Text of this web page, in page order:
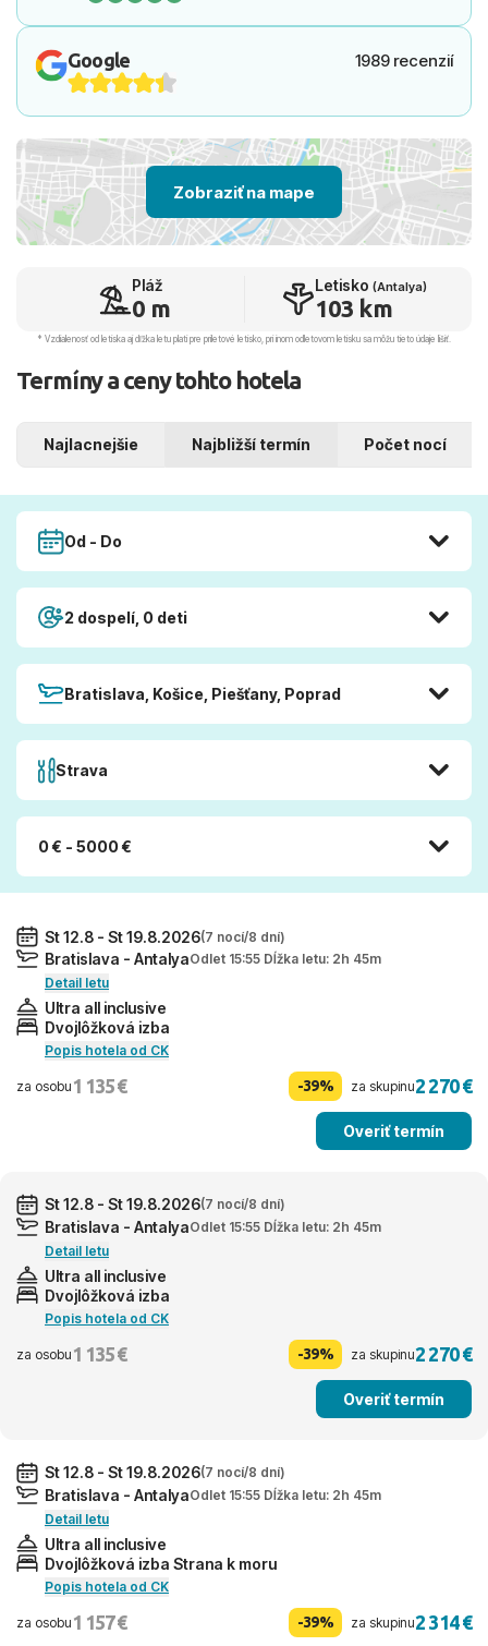
Google 1989 recenzií
Zobraziť na mape
Pláž
0 m
Letisko (Antalya)
103 km
* Vzdialenosť od letiska aj dľžka letu platí pre príletové letisko, pri inom odletovom letisku sa môžu tieto údaje líšiť.
Termíny a ceny tohto hotela
Najlacnejšie Najbližší termín Počet nocí
Od - Do
2 dospelí, 0 deti
Bratislava, Košice, Piešťany, Poprad
Strava
0 € - 5000 €
St 12.8 - St 19.8.2026(7 nocí/8 dní)
Bratislava - AntalyaOdlet 15:55 Dĺžka letu: 2h 45m
Detail letu
Ultra all inclusive
Dvojlôžková izba
Popis hotela od CK
za osobu 1 135 € -39% za skupinu2 270 €
Overiť termín
St 12.8 - St 19.8.2026(7 nocí/8 dní)
Bratislava - AntalyaOdlet 15:55 Dĺžka letu: 2h 45m
Detail letu
Ultra all inclusive
Dvojlôžková izba
Popis hotela od CK
za osobu 1 135 € -39% za skupinu2 270 €
Overiť termín
St 12.8 - St 19.8.2026(7 nocí/8 dní)
Bratislava - AntalyaOdlet 15:55 Dĺžka letu: 2h 45m
Detail letu
Ultra all inclusive
Dvojlôžková izba Strana k moru
Popis hotela od CK
za osobu 1 157 € -39% za skupinu2 314 €